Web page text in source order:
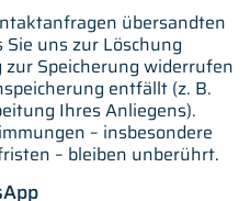
übersandten
uns zur Löschung
Speicherung widerrufen
entfällt (z. B.
Ihres Anliegens).
– insbesondere
– bleiben unberührt.